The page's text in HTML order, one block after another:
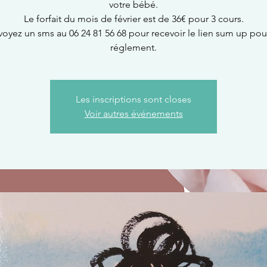
votre bébé.
Le forfait du mois de février est de 36€ pour 3 cours.
un sms au 06 24 81 56 68 pour recevoir le lien sum up
réglement.
Les inscriptions sont closes
Voir autres événements